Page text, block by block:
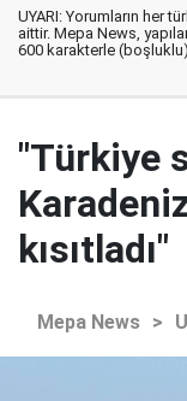
UYARI: Yorumların her
aittir. Mepa News,
600 karakterle (boşluklu)
"Türkiye
kısıtladı"
Mepa News >